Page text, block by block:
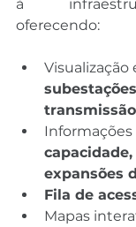
à
oferecendo:
Visualização
transmissão
Informações
expansões
Fila de
Mapas